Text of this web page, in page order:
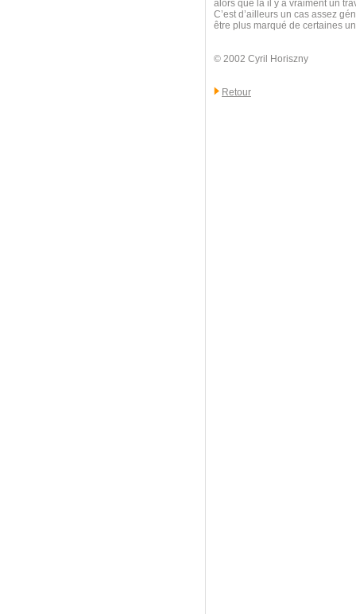
alors que là il y a vraiment un
C’est d’ailleurs un cas assez
être plus marqué de certaines
© 2002 Cyril Horiszny
Retour